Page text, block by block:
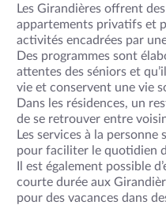
Les Girandières offrent
appartements privatifs et
activités encadrées par
Des programmes sont
attentes des séniors et
vie et conservent une vie
Dans les résidences, un
de se retrouver entre
Les services à la
pour faciliter le quotidien
Il est également possible
courte durée aux
pour des vacances dans